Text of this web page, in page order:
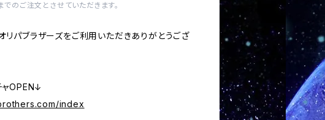
でのご注文とさせていただきます。
リパブラザーズをご利用いただきありがとうござ
ャOPEN↓
index